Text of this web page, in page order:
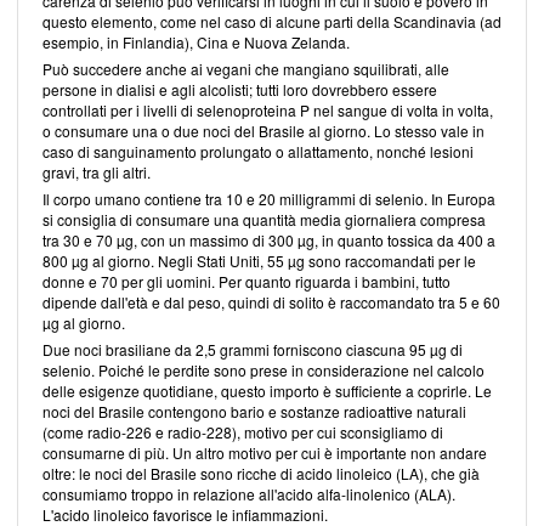
questo elemento, come nel caso di alcune parti della Scandinavia (ad
esempio, in Finlandia), Cina e Nuova Zelanda.
Può succedere anche ai vegani che mangiano squilibrati, alle
persone in dialisi e agli alcolisti; tutti loro dovrebbero essere
controllati per i livelli di selenoproteina P nel sangue di volta in volta,
o consumare una o due noci del Brasile al giorno. Lo stesso vale in
caso di sanguinamento prolungato o allattamento, nonché lesioni
gravi, tra gli altri.
Il corpo umano contiene tra 10 e 20 milligrammi di selenio. In Europa
si consiglia di consumare una quantità media giornaliera compresa
tra 30 e 70 µg, con un massimo di 300 µg, in quanto tossica da 400 a
800 µg al giorno. Negli Stati Uniti, 55 µg sono raccomandati per le
donne e 70 per gli uomini. Per quanto riguarda i bambini, tutto
dipende dall'età e dal peso, quindi di solito è raccomandato tra 5 e 60
µg al giorno.
Due noci brasiliane da 2,5 grammi forniscono ciascuna 95 µg di
selenio. Poiché le perdite sono prese in considerazione nel calcolo
delle esigenze quotidiane, questo importo è sufficiente a coprirle. Le
noci del Brasile contengono bario e sostanze radioattive naturali
(come radio-226 e radio-228), motivo per cui sconsigliamo di
consumarne di più. Un altro motivo per cui è importante non andare
oltre: le noci del Brasile sono ricche di acido linoleico (LA), che già
consumiamo troppo in relazione all'acido alfa-linolenico (ALA).
L'acido linoleico favorisce le infiammazioni.